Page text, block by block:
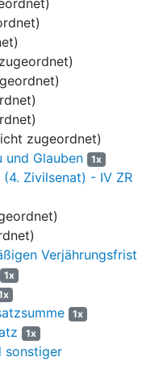
Klägerin – durch
120 % des aufgrund des
wenn nicht der
Sicherheit in Höhe
Betrages leistet.
(verbliebenen beiden)
geltend.
und zentrale
mit
norddeutschen)
Zur Unternehmensgruppe
als 30 Märkte, die
diverse Bäckereifilialen (diese
(auch die erstinstanzliche
waren (und sind) mit
in den Bereichen
zugeordnet)
und Glauben
1x
Zivilsenat) - IV ZR
Verjährungsfrist
1x
1x
1x
sonstiger